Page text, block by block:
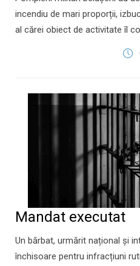
incendiu de mari proporții,
al cărei obiect de activitate îl
Mandat executat
Un bărbat, urmărit național și
închisoare pentru infracțiuni